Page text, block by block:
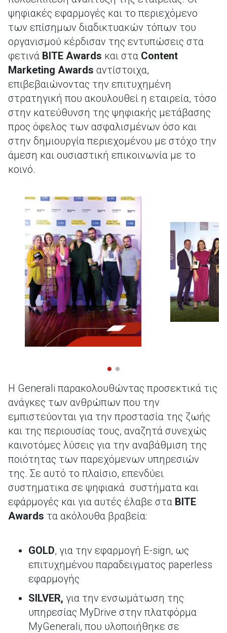
ψηφιακές εφαρμογές και το περιεχόμενo
των επίσημων διαδικτυακών τόπων του
οργανισμού κέρδισαν της εντυπώσεις στα
φετινά BITE Awards και στα Content
Marketing Awards αντίστοιχα,
επιβεβαιώνοντας την επιτυχημένη
στρατηγική που ακουλουθεί η εταιρεία, τόσο
στην κατεύθυνση της ψηφιακής μετάβασης
προς όφελος των ασφαλισμένων όσο και
στην δημιουργία περιεχομένου με στόχο την
άμεση και ουσιαστική επικοινωνία με το
κοινό.
Η Generali παρακολουθώντας προσεκτικά τις
ανάγκες των ανθρώπων που την
εμπιστεύονται για την προστασία της ζωής
και της περιουσίας τους, αναζητά συνεχώς
καινοτόμες λύσεις για την αναβάθμιση της
ποιότητας των παρεχόμενων υπηρεσιών
της. Σε αυτό το πλαίσιο, επενδύει
συστηματικα σε ψηφιακά συστήματα και
εφάρμογές και για αυτές έλαβε στα BITE
Awards τα ακόλουθα βραβεία:
GOLD, για την εφαρμογή E-sign, ως
επιτυχημένου παραδειγματος paperless
εφαρμογής
SILVER, για την ενσωμάτωση της
υπηρεσίας MyDrive στην πλατφόρμα
MyGenerali, που υλοποιήθηκε σε